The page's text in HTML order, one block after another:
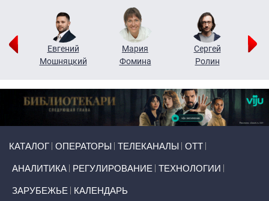
Евгений
Мошняцкий
Мария
Фомина
Сергей
Ролин
КАТАЛОГ ОПЕРАТОРЫ ТЕЛЕКАНАЛЫ ОТТ
АНАЛИТИКА РЕГУЛИРОВАНИЕ ТЕХНОЛОГИИ
ЗАРУБЕЖЬЕ КАЛЕНДАРЬ